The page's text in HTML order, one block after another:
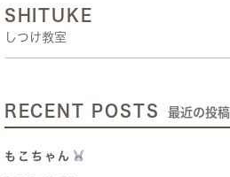
SHITUKE
しつけ教室
RECENT POSTS 最近の投稿
もこちゃん